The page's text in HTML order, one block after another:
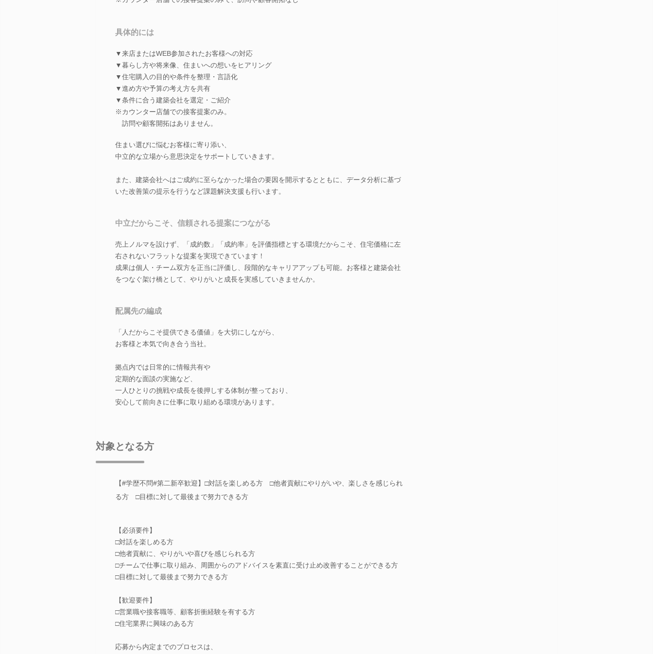
具体的には
▼来店またはWEB参加されたお客様への対応
▼暮らし方や将来像、住まいへの想いをヒアリング
▼住宅購入の目的や条件を整理・言語化
▼進め方や予算の考え方を共有
▼条件に合う建築会社を選定・ご紹介
※カウンター店舗での接客提案のみ。
訪問や顧客開拓はありません。
住まい選びに悩むお客様に寄り添い、
中立的な立場から意思決定をサポートしていきます。
また、建築会社へはご成約に至らなかった場合の要因を開示するとともに、データ分析に基づ
いた改善策の提示を行うなど課題解決支援も行います。
中立だからこそ、信頼される提案につながる
売上ノルマを設けず、「成約数」「成約率」を評価指標とする環境だからこそ、住宅価格に左
右されないフラットな提案を実現できています！
成果は個人・チーム双方を正当に評価し、段階的なキャリアアップも可能。お客様と建築会社
をつなぐ架け橋として、やりがいと成長を実感していきませんか。
配属先の編成
「人だからこそ提供できる価値」を大切にしながら、
お客様と本気で向き合う当社。
拠点内では日常的に情報共有や
定期的な面談の実施など、
一人ひとりの挑戦や成長を後押しする体制が整っており、
安心して前向きに仕事に取り組める環境があります。
対象となる方
【#学歴不問#第二新卒歓迎】□対話を楽しめる方 □他者貢献にやりがいや、楽しさを感じられ
る方 □目標に対して最後まで努力できる方
【必須要件】
□対話を楽しめる方
□他者貢献に、やりがいや喜びを感じられる方
□チームで仕事に取り組み、周囲からのアドバイスを素直に受け止め改善することができる方
□目標に対して最後まで努力できる方
【歓迎要件】
□営業職や接客職等、顧客折衝経験を有する方
□住宅業界に興味のある方
応募から内定までのプロセスは、